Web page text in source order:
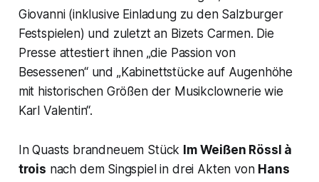
Giovanni (inklusive Einladung zu den Salzburger
Festspielen) und zuletzt an Bizets Carmen. Die
Presse attestiert ihnen „die Passion von
Besessenen“ und „Kabinettstücke auf Augenhöhe
mit historischen Größen der Musikclownerie wie
Karl Valentin“.
In Quasts brandneuem Stück Im Weißen Rössl à
trois nach dem Singspiel in drei Akten von Hans